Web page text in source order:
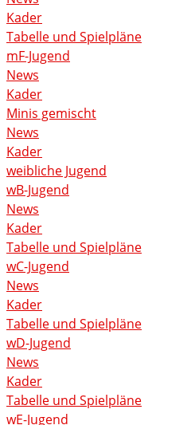
Kader
Tabelle und Spielpläne
mF-Jugend
News
Kader
Minis gemischt
News
Kader
weibliche Jugend
wB-Jugend
News
Kader
Tabelle und Spielpläne
wC-Jugend
News
Kader
Tabelle und Spielpläne
wD-Jugend
News
Kader
Tabelle und Spielpläne
wE-Jugend